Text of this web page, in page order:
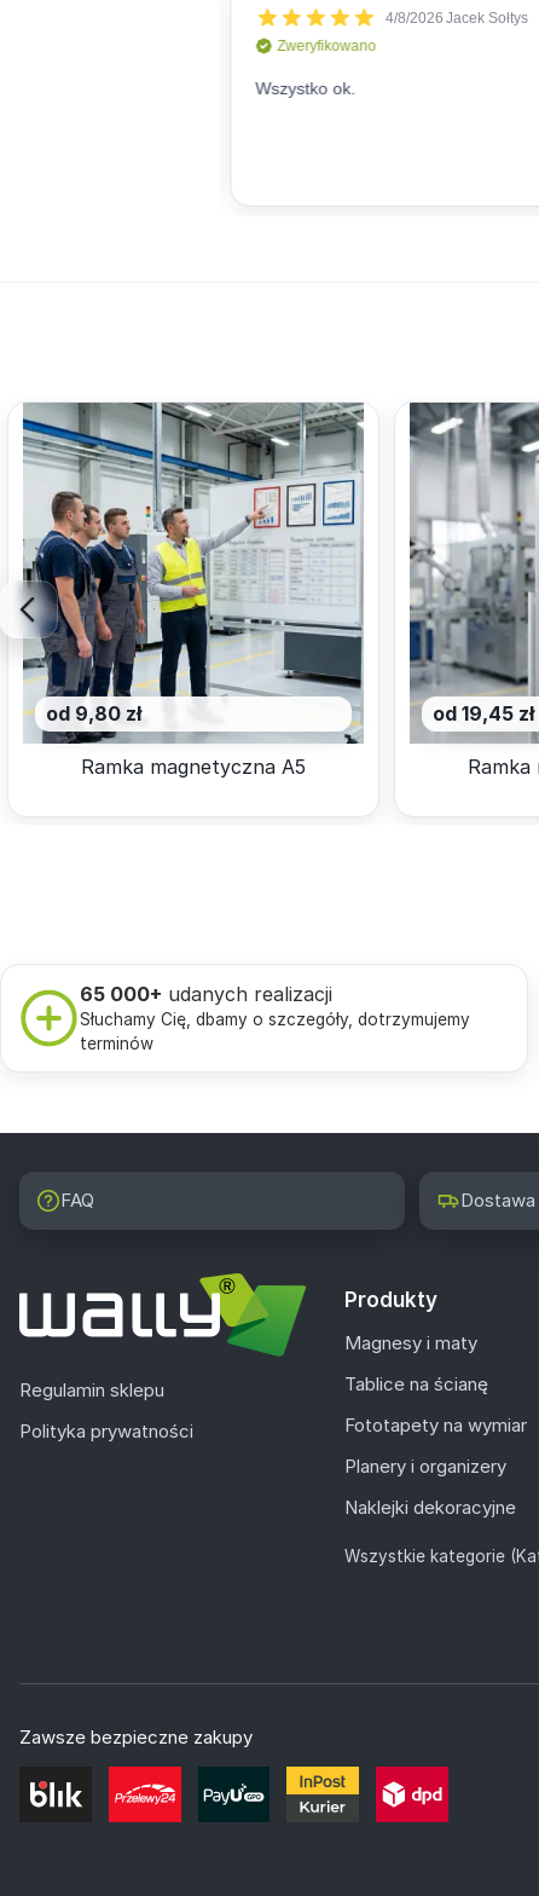
od 9,80 zł
Ramka magnetyczna A5
od 19,45 zł
65 000+ udanych realizacji
Słuchamy Cię, dbamy o szczegóły, dotrzymujemy
terminów
FAQ Dostawa
Regulamin sklepu
Polityka prywatności
Produkty
Magnesy i maty
Tablice na ścianę
Fototapety na wymiar
Planery i organizery
Naklejki dekoracyjne
Wszystkie kategorie
Zawsze bezpieczne zakupy